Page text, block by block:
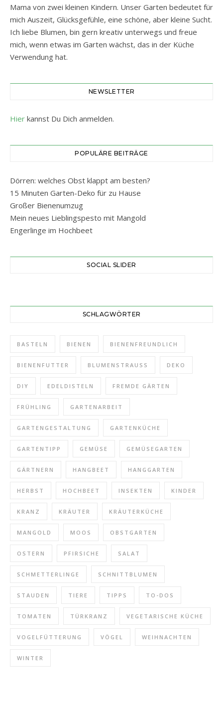
Mama von zwei kleinen Kindern. Unser Garten bedeutet für
mich Auszeit, Glücksgefühle, eine schöne, aber kleine Sucht.
Ich liebe Blumen, bin gern kreativ unterwegs und freue
mich, wenn etwas im Garten wächst, das in der Küche
Verwendung hat.
NEWSLETTER
Hier kannst Du Dich anmelden.
POPULÄRE BEITRÄGE
Dörren: welches Obst klappt am besten?
15 Minuten Garten-Deko für zu Hause
Großer Bienenumzug
Mein neues Lieblingspesto mit Mangold
Engerlinge im Hochbeet
SOCIAL SLIDER
SCHLAGWÖRTER
BASTELN BIENEN BIENENFREUNDLICH
BIENENFUTTER BLUMENSTRAUSS DEKO
DIY EDELDISTELN FREMDE GÄRTEN
FRÜHLING GARTENARBEIT
GARTENGESTALTUNG GARTENKÜCHE
GARTENTIPP GEMÜSE GEMÜSEGARTEN
GÄRTNERN HANGBEET HANGGARTEN
HERBST HOCHBEET INSEKTEN KINDER
KRANZ KRÄUTER KRÄUTERKÜCHE
MANGOLD MOOS OBSTGARTEN
OSTERN PFIRSICHE SALAT
SCHMETTERLINGE SCHNITTBLUMEN
STAUDEN TIERE TIPPS TO-DOS
TOMATEN TÜRKRANZ VEGETARISCHE KÜCHE
VOGELFÜTTERUNG VÖGEL WEIHNACHTEN
WINTER